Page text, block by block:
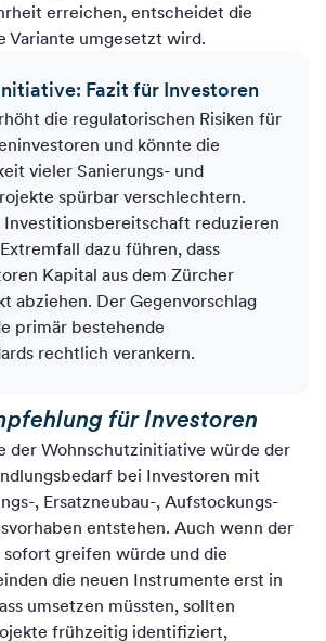
erreichen, entscheidet die
Variante umgesetzt wird.
Fazit für Investoren
die regulatorischen Risiken für
und könnte die
vieler Sanierungs- und
spürbar verschlechtern.
reduzieren
dazu führen, dass
Kapital aus dem Zürcher
abziehen. Der Gegenvorschlag
primär bestehende
rechtlich verankern.
für Investoren
der Wohnschutzinitiative würde der
bei Investoren mit
, Ersatzneubau-, Aufstockungs-
entstehen. Auch wenn der
greifen würde und die
die neuen Instrumente erst in
umsetzen müssten, sollten
frühzeitig identifiziert,